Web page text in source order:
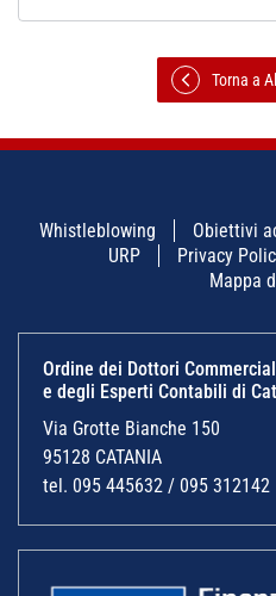
Torna a
Whistleblowing Obiettivi
URP
Privacy
Mappa
Ordine dei Dottori
e degli Esperti Contabili di
Via Grotte Bianche 150
95128 CATANIA
tel. 095 445632 / 095 312142